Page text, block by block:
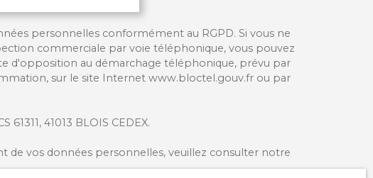
personnelles conformément au RGPD. Si vous ne
commerciale par voie téléphonique, vous pouvez
d'opposition au démarchage téléphonique, prévu par
sur le site Internet www.bloctel.gouv.fr ou par
41013 BLOIS CEDEX.
de vos données personnelles, veuillez consulter notre